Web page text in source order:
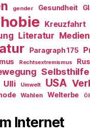
gender Gesundheit
Kreuzfahrt
Literatur Medien
Paragraph 175
Rechtsextremismus
Selbsthilfe
Ulli Umwelt USA
Wahlen Welterbe
Internet